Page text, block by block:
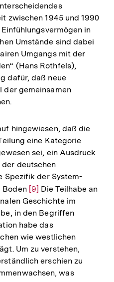
zwischen 1945 und 1990
in
Umstände sind dabei
Umgangs mit der
(Hans Rothfels),
dafür, daß neue
der gemeinsamen
hingewiesen, daß die
eine Kategorie
sei, ein Ausdruck
deutschen
Spezifik der System-
Boden Zur
Auflösung
der
Fußnote
[9] Die Teilhabe an
Geschichte im
in den Begriffen
habe das
wie westlichen
Um zu verstehen,
erschien zu
was